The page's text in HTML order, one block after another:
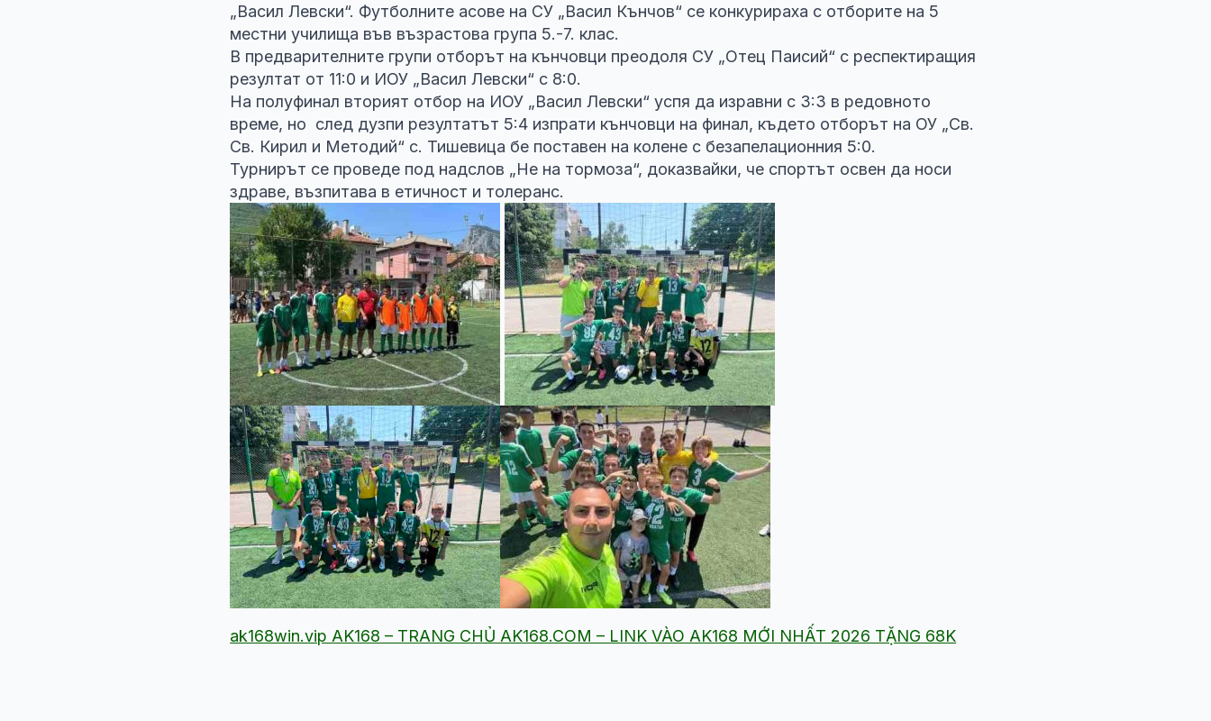
„Васил Левски“. Футболните асове на СУ „Васил Кънчов“ се конкурираха с отборите на 5
местни училища във възрастова група 5.-7. клас.
В предварителните групи отборът на кънчовци преодоля СУ „Отец Паисий“ с респектиращия
резултат от 11:0 и ИОУ „Васил Левски“ с 8:0.
На полуфинал вторият отбор на ИОУ „Васил Левски“ успя да изравни с 3:3 в редовното
време, но след дузпи резултатът 5:4 изпрати кънчовци на финал, където отборът на ОУ „Св.
Св. Кирил и Методий“ с. Тишевица бе поставен на колене с безапелационния 5:0.
Турнирът се проведе под надслов „Не на тормоза“, доказвайки, че спортът освен да носи
здраве, възпитава в етичност и толеранс.
ak168win.vip AK168 – TRANG CHỦ AK168.COM – LINK VÀO AK168 MỚI NHẤT 2026 TẶNG 68K